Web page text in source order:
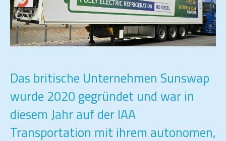
Das britische Unternehmen Sunswap
wurde 2020 gegründet und war in
diesem Jahr auf der IAA
Transportation mit ihrem autonomen,